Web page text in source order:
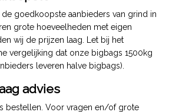
goedkoopste aanbieders van grind in
grote hoeveelheden met eigen
wij de prijzen laag. Let bij het
vergelijking dat onze bigbags 1500kg
leveren halve bigbags).
advies
bestellen. Voor vragen en/of grote